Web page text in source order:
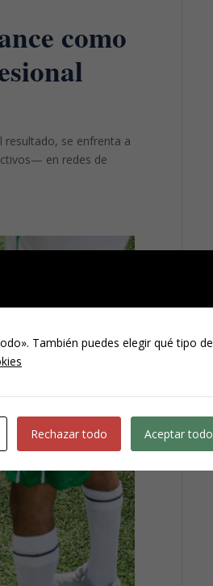
como
resultado, se enfrenta a
en redes de
También puedes elegir qué tipo de
Rechazar todo Aceptar todo